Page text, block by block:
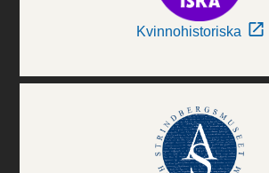
Kvinnohistoriska